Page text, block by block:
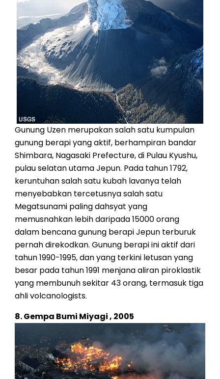
Gunung Uzen merupakan salah satu kumpulan
gunung berapi yang aktif, berhampiran bandar
Shimbara, Nagasaki Prefecture, di Pulau Kyushu,
pulau selatan utama Jepun. Pada tahun 1792,
keruntuhan salah satu kubah lavanya telah
menyebabkan tercetusnya salah satu
Megatsunami paling dahsyat yang
memusnahkan lebih daripada 15000 orang
dalam bencana gunung berapi Jepun terburuk
pernah direkodkan. Gunung berapi ini aktif dari
tahun 1990-1995, dan yang terkini letusan yang
besar pada tahun 1991 menjana aliran piroklastik
yang membunuh sekitar 43 orang, termasuk tiga
ahli volcanologists.
8. Gempa Bumi Miyagi , 2005